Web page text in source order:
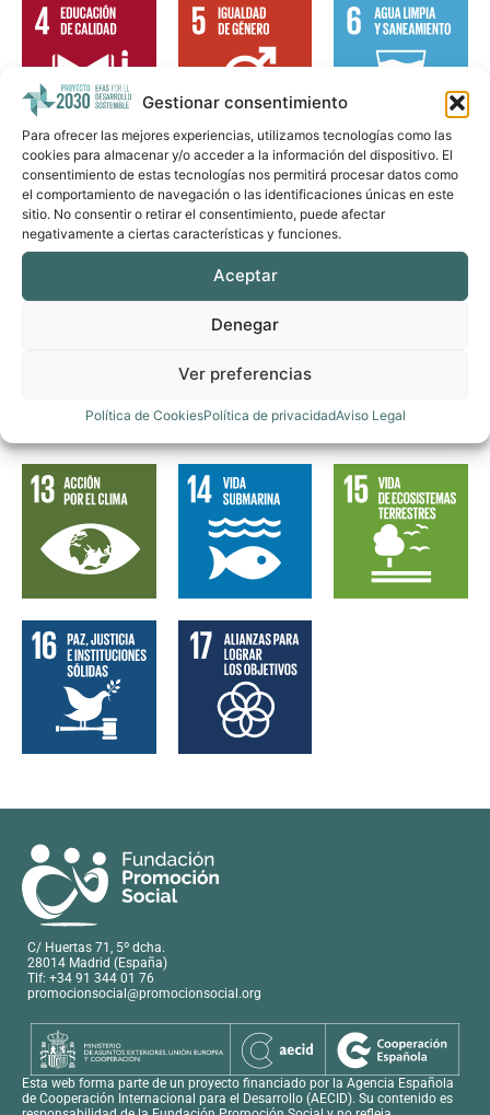
Gestionar consentimiento
Para ofrecer las mejores experiencias, utilizamos tecnologías como las
cookies para almacenar y/o acceder a la información del dispositivo. El
consentimiento de estas tecnologías nos permitirá procesar datos como
el comportamiento de navegación o las identificaciones únicas en este
sitio. No consentir o retirar el consentimiento, puede afectar
negativamente a ciertas características y funciones.
Aceptar
Denegar
Ver preferencias
Política de CookiesPolítica de privacidadAviso Legal
C/ Huertas 71, 5º dcha.
28014 Madrid (España)
Tlf: +34 91 344 01 76
promocionsocial@promocionsocial.org
Esta web forma parte de un proyecto financiado por la Agencia Española
de Cooperación Internacional para el Desarrollo (AECID). Su contenido es